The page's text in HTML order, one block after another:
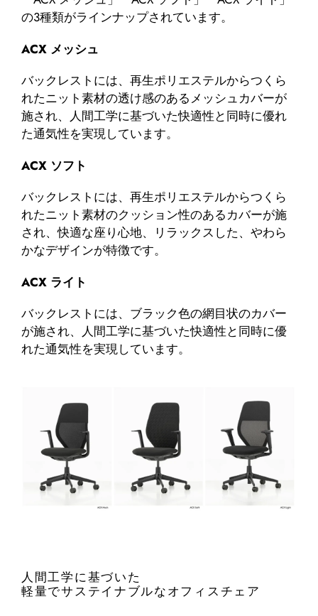
の3種類がラインナップされています。
ACX メッシュ
バックレストには、再生ポリエステルからつくら
れたニット素材の透け感のあるメッシュカバーが
施され、人間工学に基づいた快適性と同時に優れ
た通気性を実現しています。
ACX ソフト
バックレストには、再生ポリエステルからつくら
れたニット素材のクッション性のあるカバーが施
され、快適な座り心地、リラックスした、やわら
かなデザインが特徴です。
ACX ライト
バックレストには、ブラック色の網目状のカバー
が施され、人間工学に基づいた快適性と同時に優
れた通気性を実現しています。
人間工学に基づいた
軽量でサステイナブルなオフィスチェア